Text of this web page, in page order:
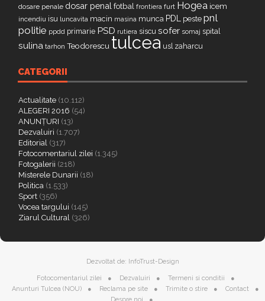
dosare penale dosar penalfotbal frontiera furt Hogea icem
incendiu isu luncavita macin masina munca PDL peste pnl
politie ppdd primarie PSD rutiera siscu sofer somaj spital
sulina tarhon Teodorescu tulcea usl zaharcu
CATEGORII
Actualitate (10.112)
ALEGERI 2016 (54)
ANUNȚURI (13)
Dezvaluiri (1.707)
Editorial (317)
Fotocomentariul zilei (1.345)
Fotogalerii (218)
Misterele Dunarii (18)
Politica (1.533)
Sport (356)
Vocea targului (145)
Ziarul Cultural (326)
Dezvoltat de: InfoTrust-Design
Fotocomentariul zilei Dezvaluiri
Termeni si conditii
Anunturi Tulcea (NOU)
Reclama pe site Trimite o stire
Contact